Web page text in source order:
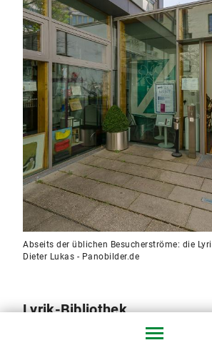
Abseits der üblichen Besucherströme: die
Dieter Lukas - Panobilder.de
Lyrik-Bibliothek
Noch ein Geheimtipp ist die Lyrik-